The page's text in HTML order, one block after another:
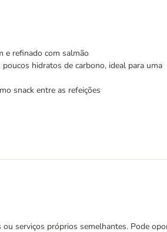
e refinado com salmão
hidratos de carbono, ideal para uma
snack entre as refeições
serviços próprios semelhantes. Pode